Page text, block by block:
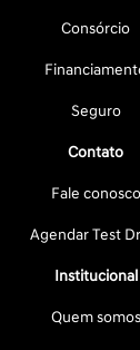
Consórcio
Seguro
Contato
Fale conosco
Agendar Test
Institucional
Quem somos